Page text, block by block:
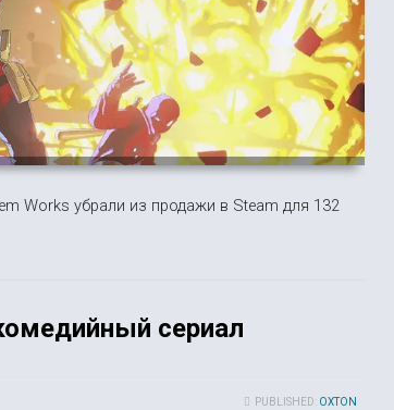
Works убрали из продажи в Steam для 132
сериал
PUBLISHED: OXTON